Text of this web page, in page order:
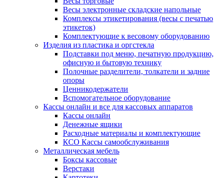
Весы электронные складские напольные
Комплексы этикетирования (весы с печатью
этикеток)
Комплектующие к весовому оборудованию
Изделия из пластика и оргстекла
Подставки под меню, печатную продукцию,
офисную и бытовую технику
Полочные разделители, толкатели и задние
опоры
Ценникодержатели
Вспомогательное оборудование
Кассы онлайн и все для кассовых аппаратов
Кассы онлайн
Денежные ящики
Расходные материалы и комплектующие
КСО Кассы самообслуживания
Металлическая мебель
Боксы кассовые
Верстаки